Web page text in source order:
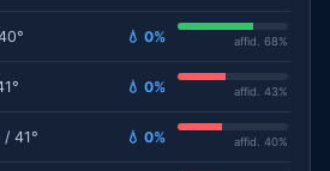
💧 0% affid. 68%
💧 0% affid. 43%
/ 41° 💧 0% affid. 40%